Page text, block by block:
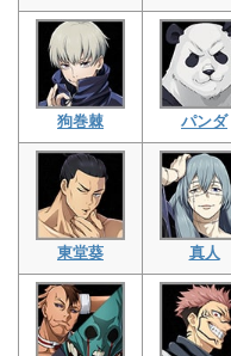
狗巻棘 パンダ
東堂葵 真人